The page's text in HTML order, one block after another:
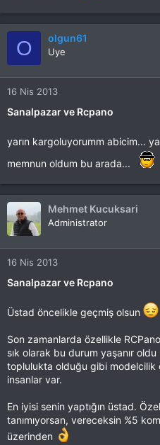
O olgun61
Uye
16 Nis 2013
Sanalpazar ve Rcpano
yarın kargoluyorumm abicim...
memnun oldum bu arada...
Mehmet Kucuksari
Administrator
16 Nis 2013
Sanalpazar ve Rcpano
Üstad öncelikle geçmiş olsun
Son zamanlarda özellikle
sık olarak bu durum yaşanır
toplulukta olduğu gibi modelcilik
insanlar var.
En iyisi senin yaptığın üstad.
tanımıyorsan, vereceksin %5
üzerinden